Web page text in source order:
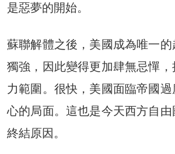
是惡夢的開始。
蘇聯解體之後，美國成為唯一
獨強，因此變得更加肆無忌憚
力範圍。很快，美國面臨帝國
心的局面。這也是今天西方自
終結原因。